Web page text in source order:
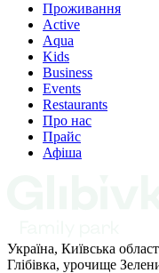
Проживання
Active
Aqua
Kids
Business
Events
Restaurants
Про нас
Прайс
Афіша
Україна, Київська
Глібівка, урочище